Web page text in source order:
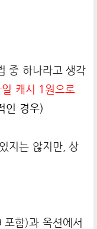
중 하나라고 생각
캐시 1원으로
인 경우)
지는 않지만, 상
함)과 옥션에서